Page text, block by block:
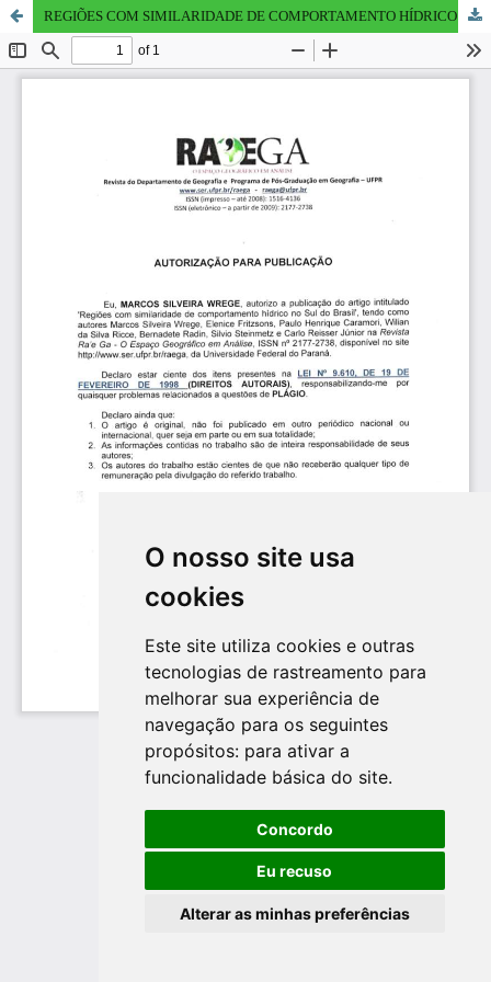
O nosso site usa
cookies
Este site utiliza cookies e outras
tecnologias de rastreamento para
melhorar sua experiência de
navegação para os seguintes
propósitos: para ativar a
funcionalidade básica do site.
Concordo
Eu recuso
Alterar as minhas preferências
REGIÕES COM SIMILARIDADE DE COMPORTAMENTO HÍDRICO NO SUL DO BRASIL